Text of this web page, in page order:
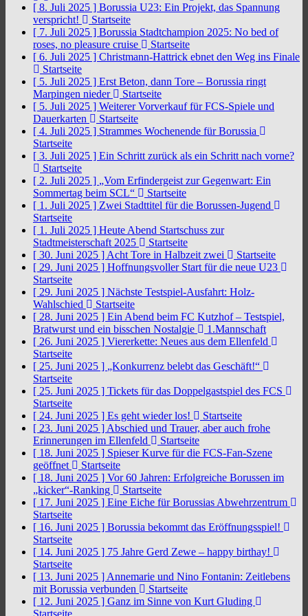
[ 8. Juli 2025 ] Borussia U23: Ein Projekt, das Spannung
verspricht!
Startseite
[ 7. Juli 2025 ] Borussia Stadtchampion 2025: No bed of
roses, no pleasure cruise
Startseite
[ 6. Juli 2025 ] Christmann-Hattrick ebnet den Weg ins Finale
Startseite
[ 5. Juli 2025 ] Erst Beton, dann Tore – Borussia ringt
Marpingen nieder
Startseite
[ 5. Juli 2025 ] Weiterer Vorverkauf für FCS-Spiele und
Dauerkarten
Startseite
[ 4. Juli 2025 ] Strammes Wochenende für Borussia
Startseite
[ 3. Juli 2025 ] Ein Schritt zurück als ein Schritt nach vorne?
Startseite
[ 2. Juli 2025 ] „Vom Erfindergeist zur Gegenwart: Ein
Sommertag beim SCL“
Startseite
[ 1. Juli 2025 ] Zwei Stadttitel für die Borussen-Jugend
Startseite
[ 1. Juli 2025 ] Heute Abend Startschuss zur
Stadtmeisterschaft 2025
Startseite
[ 30. Juni 2025 ] Acht Tore in Halbzeit zwei
Startseite
[ 29. Juni 2025 ] Hoffnungsvoller Start für die neue U23
Startseite
[ 29. Juni 2025 ] Nächste Testspiel-Ausfahrt: Holz-
Wahlschied
Startseite
[ 28. Juni 2025 ] Ein Abend beim FC Kutzhof – Testspiel,
Bratwurst und ein bisschen Nostalgie
1.Mannschaft
[ 26. Juni 2025 ] Viererkette: Neues aus dem Ellenfeld
Startseite
[ 25. Juni 2025 ] „Konkurrenz belebt das Geschäft!“
Startseite
[ 25. Juni 2025 ] Tickets für das Doppelgastspiel des FCS
Startseite
[ 24. Juni 2025 ] Es geht wieder los!
Startseite
[ 23. Juni 2025 ] Abschied und Trauer, aber auch frohe
Erinnerungen im Ellenfeld
Startseite
[ 18. Juni 2025 ] Spieser Kurve für die FCS-Fan-Szene
geöffnet
Startseite
[ 18. Juni 2025 ] Vor 60 Jahren: Erfolgreiche Borussen im
„kicker“-Ranking
Startseite
[ 17. Juni 2025 ] Eine Eiche für Borussias Abwehrzentrum
Startseite
[ 16. Juni 2025 ] Borussia bekommt das Eröffnungsspiel!
Startseite
[ 14. Juni 2025 ] 75 Jahre Gerd Zewe – happy birthay!
Startseite
[ 13. Juni 2025 ] Annemarie und Nino Fontanin: Zeitlebens
mit Borussia verbunden
Startseite
[ 12. Juni 2025 ] Ganz im Sinne von Kurt Gluding
Startseite